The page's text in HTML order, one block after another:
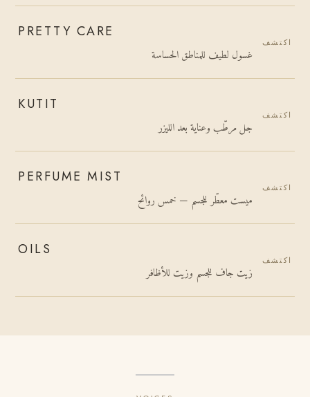
PRETTY CARE
غسول لطيف للمناطق الحساسة
اكتشف
KUTIT
جل مرطّب وعناية بعد الليزر
اكتشف
PERFUME MIST
ميست معطّر للجسم — خمس روائح
اكتشف
OILS
زيت جاف للجسم وزيت للأظافر
اكتشف